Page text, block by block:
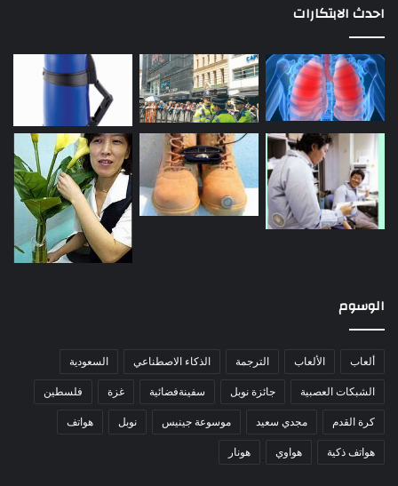
احدث الابتكارات
الوسوم
ألعاب الألعاب الترجمة الذكاء الاصطناعي السعودية
الشبكات العصبية جائزة نوبل سفينةفضائية غزة فلسطين
كرة القدم مجدي سعيد موسوعة جينيس نوبل هواتف
هواتف ذكية هواوي هونار